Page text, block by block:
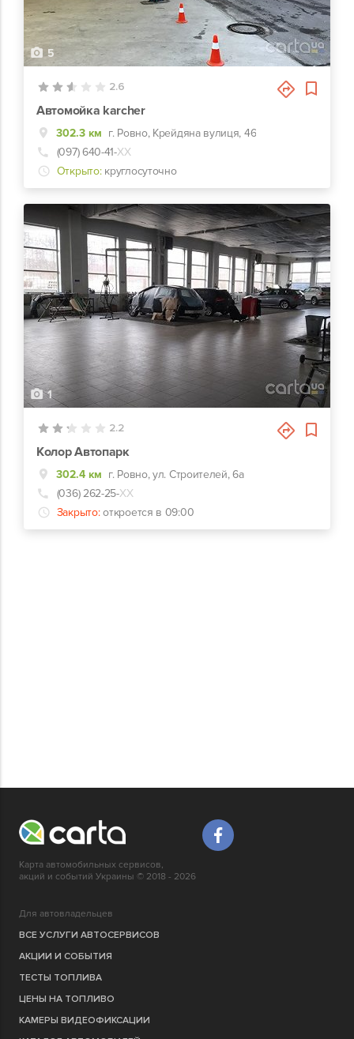
5
2.6
Автомойка karcher
302.3 км г. Ровно, Крейдяна вулиця, 46
(097) 640-41-ХХ
Открыто: круглосуточно
1
2.2
Колор Автопарк
302.4 км г. Ровно, ул. Строителей, 6а
(036) 262-25-ХХ
Закрыто: откроется в 09:00
Карта автомобильных сервисов,
акций и событий Украины © 2018 - 2026
Для автовладельцев
ВСЕ УСЛУГИ АВТОСЕРВИСОВ
АКЦИИ И СОБЫТИЯ
ТЕСТЫ ТОПЛИВА
ЦЕНЫ НА ТОПЛИВО
КАМЕРЫ ВИДЕОФИКСАЦИИ